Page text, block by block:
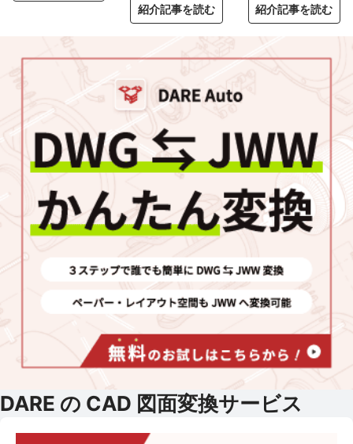
紹介記事を読む
紹介記事を読む
DARE の CAD 図面変換サービス